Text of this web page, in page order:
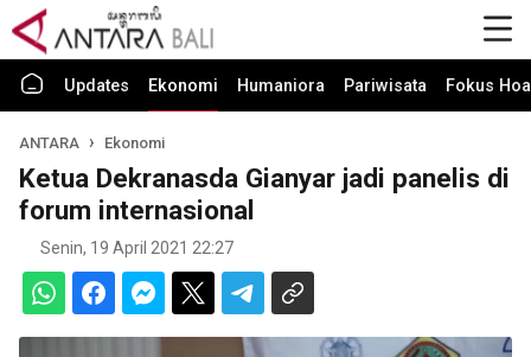
Updates Ekonomi Humaniora Pariwisata Fokus
ANTARA Ekonomi
Ketua Dekranasda Gianyar jadi panelis di
forum internasional
Senin, 19 April 2021 22:27